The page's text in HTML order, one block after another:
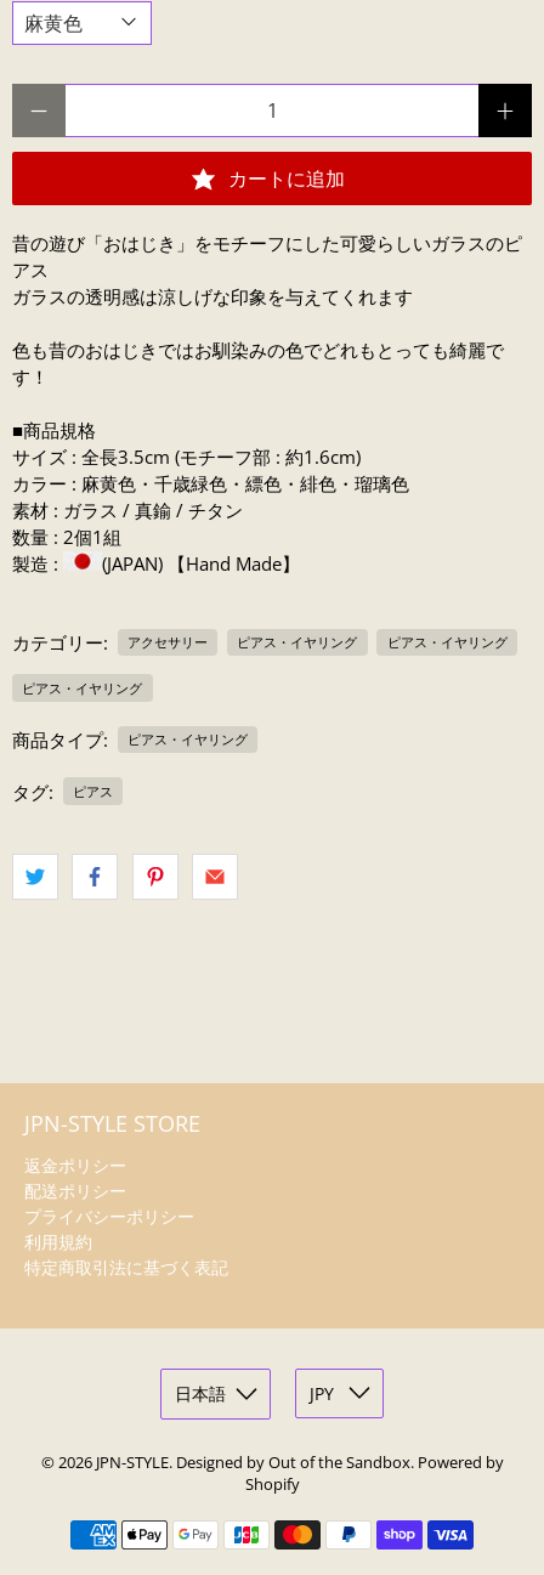
カートに追加
昔の遊び「おはじき」をモチーフにした可愛らしいガラスのピ
アス
ガラスの透明感は涼しげな印象を与えてくれます
色も昔のおはじきではお馴染みの色でどれもとっても綺麗で
す！
■商品規格
サイズ : 全長3.5cm (モチーフ部 : 約1.6cm)
カラー : 麻黄色・千歳緑色・縹色・緋色・瑠璃色
素材 : ガラス / 真鍮 / チタン
数量 : 2個1組
製造 :
(JAPAN) 【Hand Made】
カテゴリー: アクセサリー ピアス・イヤリング ピアス・イヤリング
ピアス・イヤリング
商品タイプ: ピアス・イヤリング
タグ: ピアス
JPN-STYLE STORE
返金ポリシー
配送ポリシー
プライバシーポリシー
利用規約
特定商取引法に基づく表記
© 2026 JPN-STYLE. Designed by Out of the Sandbox. Powered by
Shopify